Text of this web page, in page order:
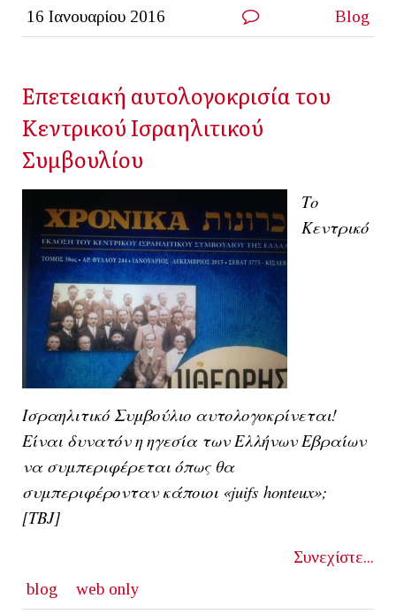
16 Ιανουαρίου 2016 Blog
Επετειακή αυτολογοκρισία του
Κεντρικού Ισραηλιτικού
Συμβουλίου
Το
Κεντρικό
Ισραηλιτικό Συμβούλιο αυτολογοκρίνεται!
Είναι δυνατόν η ηγεσία των Ελλήνων Εβραίων
να συμπεριφέρεται όπως θα
συμπεριφέρονταν κάποιοι «juifs honteux»;
[TBJ]
Συνεχίστε...
blog
web only